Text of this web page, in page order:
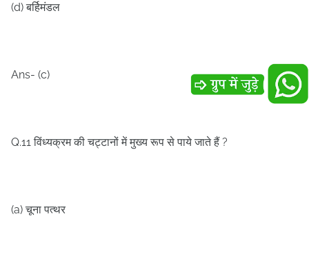
(d)बर्हिमंडल
Ans- (c)
Q.11विंध्यक्रम की चट्टानों में मुख्य रूप से पाये जाते हैं ?
(a)चूना पत्थर